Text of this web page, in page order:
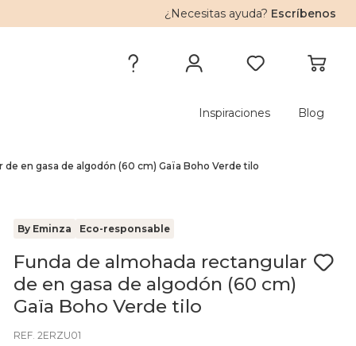
¿Necesitas ayuda? Escríbenos
Inspiraciones Blog
en gasa de algodón (60 cm) Gaïa Boho Verde tilo
By Eminza Eco-responsable
Funda de almohada rectangular
de en gasa de algodón (60 cm)
Gaïa Boho Verde tilo
REF. 2ERZU01